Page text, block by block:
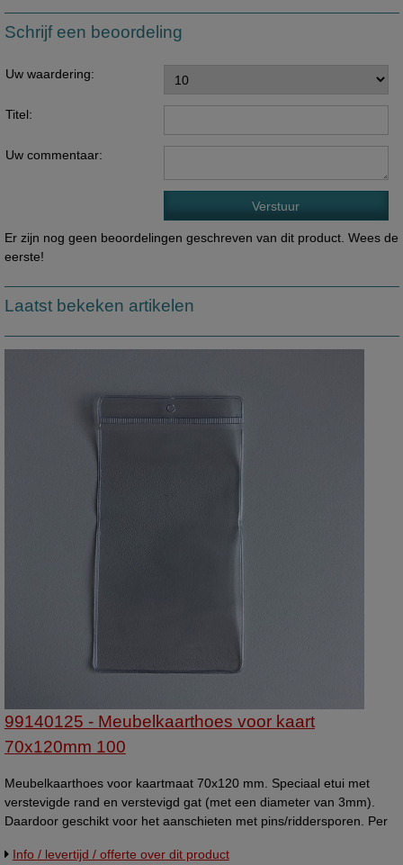
Schrijf een beoordeling
Uw waardering:
Titel:
Uw commentaar:
Er zijn nog geen beoordelingen geschreven van dit product. Wees de
eerste!
Laatst bekeken artikelen
99140125 - Meubelkaarthoes voor kaart
70x120mm 100
Meubelkaarthoes voor kaartmaat 70x120 mm. Speciaal etui met
verstevigde rand en verstevigd gat (met een diameter van 3mm).
Daardoor geschikt voor het aanschieten met pins/riddersporen. Per
Info / levertijd / offerte over dit product